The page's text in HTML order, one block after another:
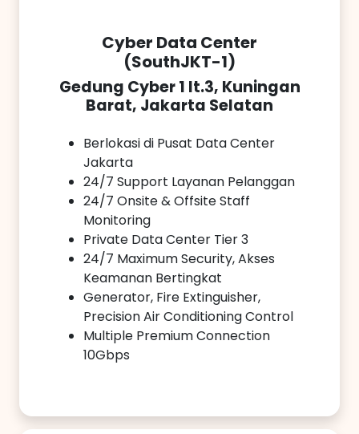
Cyber Data Center
(SouthJKT-1)
Gedung Cyber 1 lt.3, Kuningan
Barat, Jakarta Selatan
Berlokasi di Pusat Data Center
Jakarta
24/7 Support Layanan Pelanggan
24/7 Onsite & Offsite Staff
Monitoring
Private Data Center Tier 3
24/7 Maximum Security, Akses
Keamanan Bertingkat
Generator, Fire Extinguisher,
Precision Air Conditioning Control
Multiple Premium Connection
10Gbps